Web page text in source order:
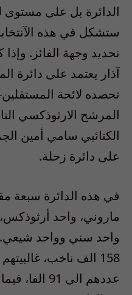
الدائرة بل على مستوى
ستشكل في هذه
آذار يعتمد على دائرة
المرشح الارثوذكسي
الكتائبي سامي أمين
على دائرة زحلة.
في هذه الدائرة سبعة
ماروني، واحد
واحد سني وواحد شيعي.
158 الف ناخب،
عددهم الى